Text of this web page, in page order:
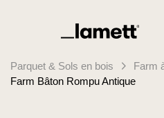
Retour à la page d'accueil
Parquet & Sols en bois
Farm
Farm Bâton Rompu Antique